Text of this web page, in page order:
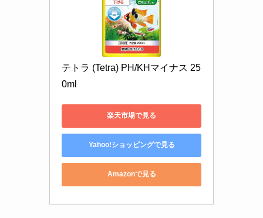
テトラ (Tetra) PH/KHマイナス 25
0ml
楽天市場で見る
Yahoo!ショッピングで見る
Amazonで見る